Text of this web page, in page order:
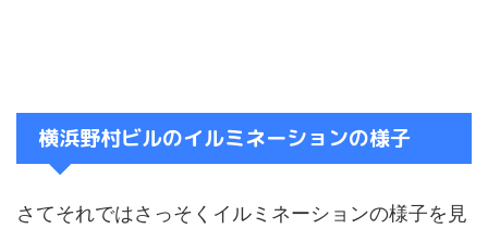
横浜野村ビルのイルミネーションの様子
さてそれではさっそくイルミネーションの様子を見